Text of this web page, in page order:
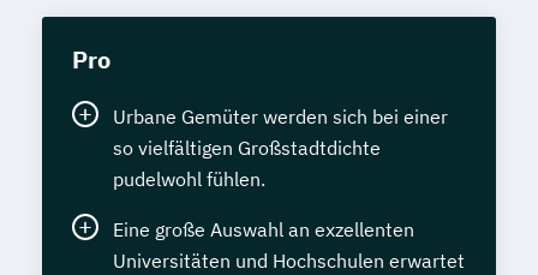
Pro
Urbane Gemüter werden sich bei einer
so vielfältigen Großstadtdichte
pudelwohl fühlen.
Eine große Auswahl an exzellenten
Universitäten und Hochschulen erwartet